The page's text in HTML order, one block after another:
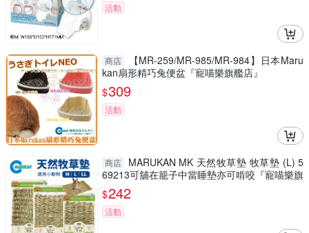
活動
商店
【MR-259/MR-985/MR-984】日本Maru
kan扇形精巧兔便盆『寵喵樂旗艦店』
$309
活動
商店
MARUKAN MK 天然牧草墊 牧草墊 (L) 5
69213可舖在籠子中當睡墊亦可啃咬『寵喵樂旗
艦店』
$242
活動